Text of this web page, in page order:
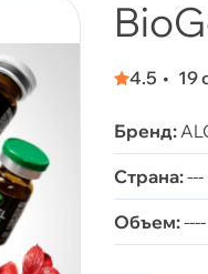
4.5 19
Бренд:
Страна:---
Объем:----